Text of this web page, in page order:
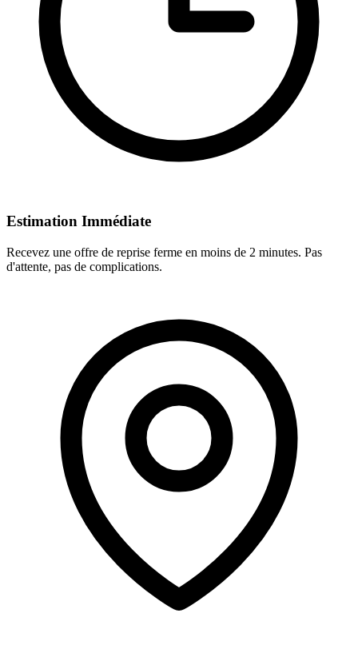
Estimation Immédiate
Recevez une offre de reprise ferme en moins de 2 minutes. Pas
d'attente, pas de complications.